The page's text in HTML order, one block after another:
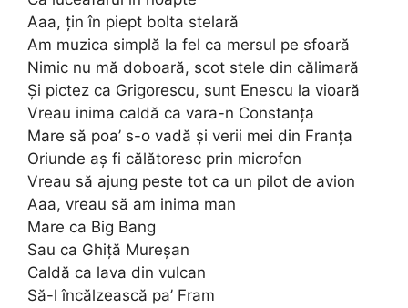
Aaa, țin în piept bolta stelară
Am muzica simplă la fel ca mersul pe sfoară
Nimic nu mă doboară, scot stele din călimară
Și pictez ca Grigorescu, sunt Enescu la vioară
Vreau inima caldă ca vara-n Constanța
Mare să poa’ s-o vadă și verii mei din Franța
Oriunde aș fi călătoresc prin microfon
Vreau să ajung peste tot ca un pilot de avion
Aaa, vreau să am inima man
Mare ca Big Bang
Sau ca Ghiță Mureșan
Caldă ca lava din vulcan
Să-l încălzească pa’ Fram